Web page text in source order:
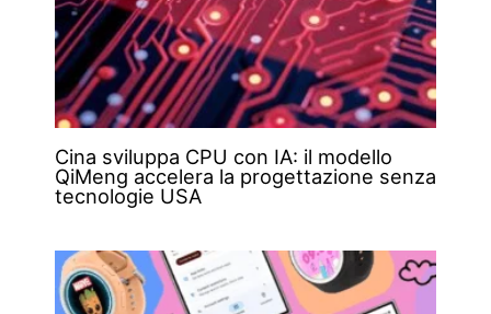
Cina sviluppa CPU con IA: il modello
QiMeng accelera la progettazione senza
tecnologie USA